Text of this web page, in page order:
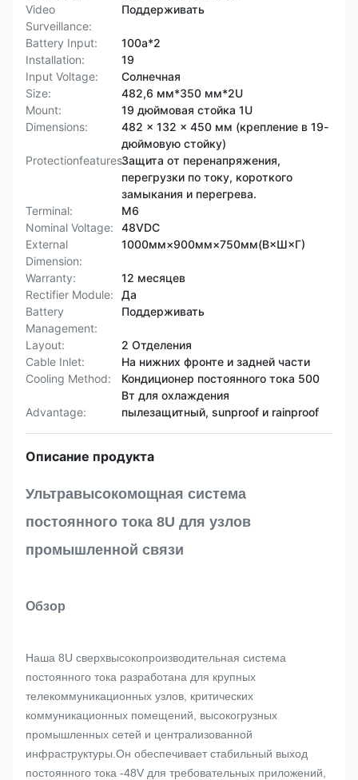
Video
Surveillance:
Поддерживать
Battery Input:
100a*2
Installation:
19
Input Voltage:
Солнечная
Size:
482,6 мм*350 мм*2U
Mount:
19 дюймовая стойка 1U
Dimensions:
482 x 132 x 450 мм (крепление в 19-
дюймовую стойку)
Protectionfeatures:Защита от перенапряжения,
перегрузки по току, короткого
замыкания и перегрева.
Terminal:
М6
Nominal Voltage:
48VDC
External
Dimension:
1000мм×900мм×750мм(В×Ш×Г)
Warranty:
12 месяцев
Rectifier Module:
Да
Battery
Management:
Поддерживать
Layout:
2 Отделения
Cable Inlet:
На нижних фронте и задней части
Cooling Method:
Кондиционер постоянного тока 500
Вт для охлаждения
Advantage:
пылезащитный, sunproof и rainproof
Описание продукта
Ультравысокомощная система
постоянного тока 8U для узлов
промышленной связи
Обзор
Наша 8U сверхвысокопроизводительная система
постоянного тока разработана для крупных
телекоммуникационных узлов, критических
коммуникационных помещений, высокогрузных
промышленных сетей и централизованной
инфраструктуры.Он обеспечивает стабильный выход
постоянного тока -48V для требовательных приложений,